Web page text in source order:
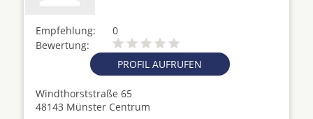
Empfehlung:
0
Bewertung:
PROFIL AUFRUFEN
Windthorststraße 65
48143 Münster Centrum